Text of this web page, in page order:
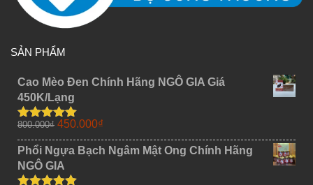
SẢN PHẨM
Cao Mèo Đen Chính Hãng NGÔ GIA Giá
450K/Lạng
Được xếp
hạng5.005
sao
800.000₫ Giá
gốc
là:
800.000₫.
450.000₫
hiện
tại
Phổi Ngựa Bạch Ngâm Mật Ong Chính Hãng
NGÔ GIA